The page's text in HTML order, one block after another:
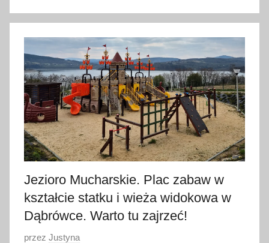
7
s
i
e
r
p
n
i
a
0
2
6
Jezioro Mucharskie. Plac zabaw w
kształcie statku i wieża widokowa w
Dąbrówce. Warto tu zajrzeć!
O
przez Justyna